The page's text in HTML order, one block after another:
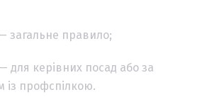
загальне правило;
для керівних посад або за
із профспілкою.